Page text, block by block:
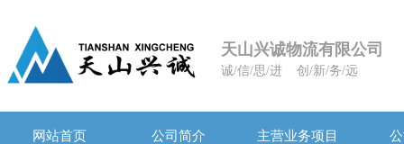
天山兴诚物流有限公司
诚/信/思/进 创/新/务/远
网站首页 公司简介 主营业务项目